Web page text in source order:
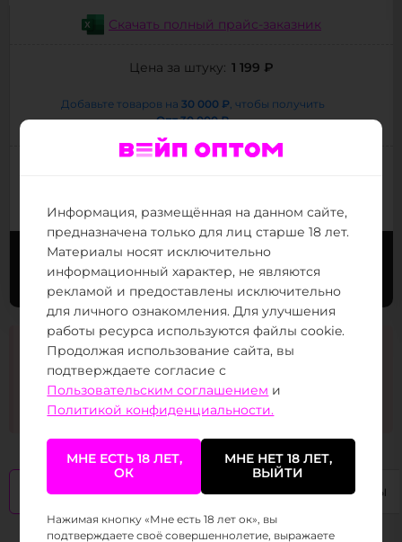
Скачать полный прайс-заказник
Цена за штуку: 1 199 ₽
Добавьте товаров на 30 000 ₽, чтобы получить
Опт30 000 ₽
Минимальная цена:
Выбрать вкус Заказать в Telegram
Информация на сайте в справочных целях и без
рекламы. Никотиносодержащая продукция
дистанционно не распространяется. Поставка
заказов осуществляется только в адрес ИП и
ООО (ФЗ № 15-ФЗ 23.02.2013)
Описание Характеристики Отзывы
Информация, размещённая на данном сайте,
предназначена только для лиц старше 18 лет.
Материалы носят исключительно
информационный характер, не являются
рекламой и предоставлены исключительно
для личного ознакомления. Для улучшения
работы ресурса используются файлы cookie.
Продолжая использование сайта, вы
подтверждаете согласие с
Пользовательским соглашениеми
Политикой конфиденциальности.
МНЕ ЕСТЬ 18 ЛЕТ,
ОК
МНЕ НЕТ 18 ЛЕТ,
ВЫЙТИ
Нажимая кнопку «Мне есть 18 лет ок», вы
подтверждаете своё совершеннолетие, выражаете